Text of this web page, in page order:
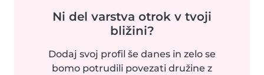
Ni del varstva otrok v tvoji
bližini?
Dodaj svoj profil še danes in zelo se
bomo potrudili povezati družine z